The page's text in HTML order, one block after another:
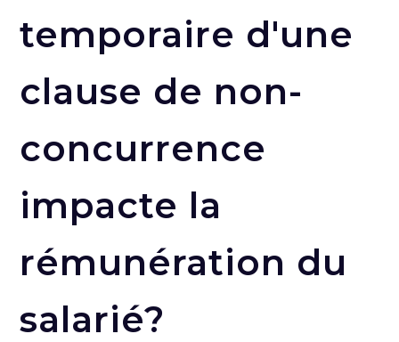
temporaire d'une
clause de non-
concurrence
impacte la
rémunération du
salarié?